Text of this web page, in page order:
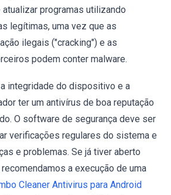
programas utilizando
legítimas, uma vez que as
ilegais ("cracking") e as
podem conter malware.
a integridade do dispositivo e a
ter um antivírus de boa reputação
O software de segurança deve ser
verificações regulares do sistema e
e problemas. Se já tiver aberto
a execução de uma
Cleaner Antivirus para Android